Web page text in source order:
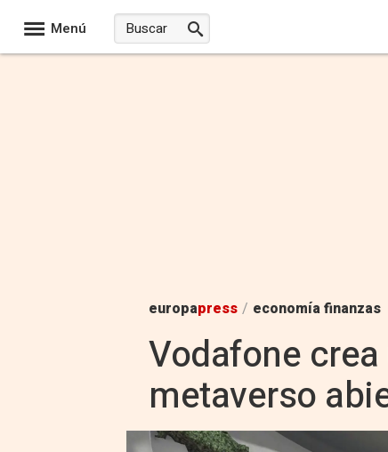
Menú
europapress / economía finanzas
Vodafone
metaverso